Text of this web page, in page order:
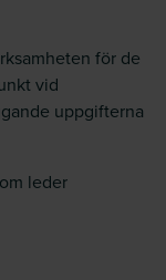
för de
vid
uppgifterna
leder